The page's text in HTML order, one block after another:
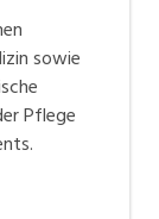
sowie
Pflege